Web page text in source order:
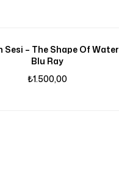
Sesi – The Shape Of Water
Blu Ray
₺1.500,00